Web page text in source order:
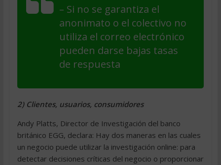
– Si no se garantiza el
anonimato o el colectivo no
utiliza el correo electrónico
pueden darse bajas tasas
de respuesta
2) Clientes, usuarios, consumidores
Andy Platts, Director de Investigación del banco
británico EGG, declara: Hay dos maneras en las cuales
un negocio puede utilizar la investigación online: para
detectar decisiones críticas del negocio o proporcionar